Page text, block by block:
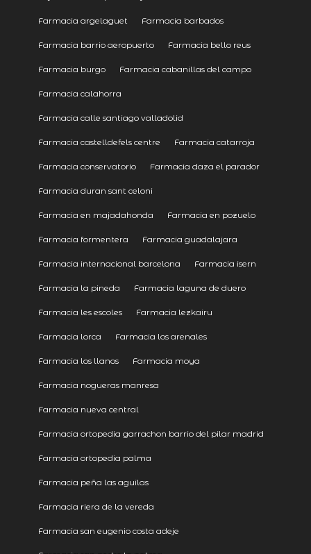
Farmacia argelaguet Farmacia barbados
Farmacia barrio aeropuerto Farmacia bello reus
Farmacia burgo Farmacia cabanillas del campo
Farmacia calahorra
Farmacia calle santiago valladolid
Farmacia castelldefels centre Farmacia catarroja
Farmacia conservatorio Farmacia daza el parador
Farmacia duran sant celoni
Farmacia en majadahonda Farmacia en pozuelo
Farmacia formentera Farmacia guadalajara
Farmacia internacional barcelona Farmacia isern
Farmacia la pineda Farmacia laguna de duero
Farmacia les escoles Farmacia lezkairu
Farmacia lorca Farmacia los arenales
Farmacia los llanos Farmacia moya
Farmacia nogueras manresa
Farmacia nueva central
Farmacia ortopedia garrachon barrio del pilar madrid
Farmacia ortopedia palma
Farmacia peña las aguilas
Farmacia riera de la vereda
Farmacia san eugenio costa adeje